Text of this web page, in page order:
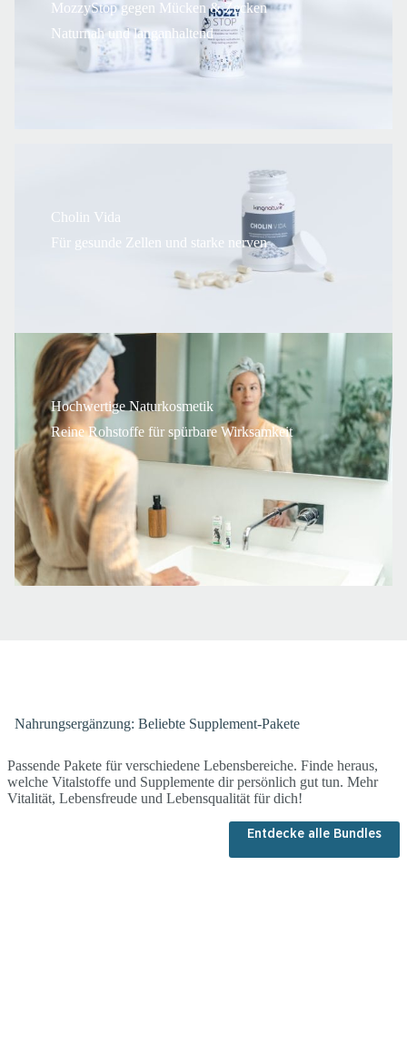
MozzyStop gegen Mücken & Zecken
Naturnah und langanhaltend
Cholin Vida
Für gesunde Zellen und starke nerven
Hochwertige Naturkosmetik
Reine Rohstoffe für spürbare Wirksamkeit
Nahrungsergänzung: Beliebte Supplement-Pakete
Passende Pakete für verschiedene Lebensbereiche. Finde heraus,
welche Vitalstoffe und Supplemente dir persönlich gut tun. Mehr
Vitalität, Lebensfreude und Lebensqualität für dich!
Entdecke alle Bundles